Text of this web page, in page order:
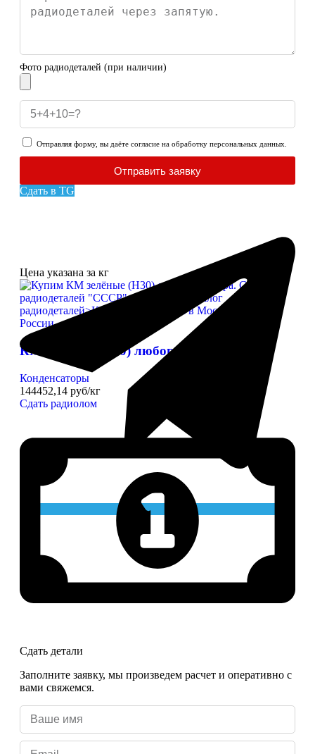
Фото радиодеталей (при наличии)
Отправляя форму, вы даёте согласие на обработку персональных данных.
Отправить заявку
Сдать в TG
Цена указана за кг
КМ зелёные (Н30) любого размера
Конденсаторы
144452,14 руб/кг
Сдать радиолом
Сдать детали
Заполните заявку, мы произведем расчет и оперативно с
вами свяжемся.